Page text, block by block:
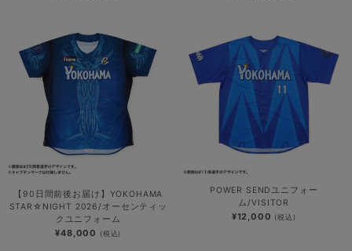
【90日間前後お届け】YOKOHAMA
STAR☆NIGHT 2026/オーセンティッ
クユニフォーム
¥48,000 (税込)
POWER SENDユニフォー
ム/VISITOR
¥12,000 (税込)